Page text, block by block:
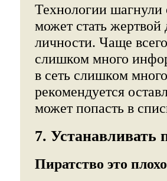
Технологии шагнули
может стать
личности. Чаще
слишком много
в сеть слишком
рекомендуется
может попасть в
7. Устанавливать
Пиратство это